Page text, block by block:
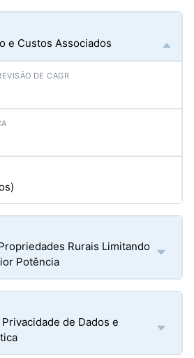
e Custos Associados
Rurais Limitando
Potência
de Dados e